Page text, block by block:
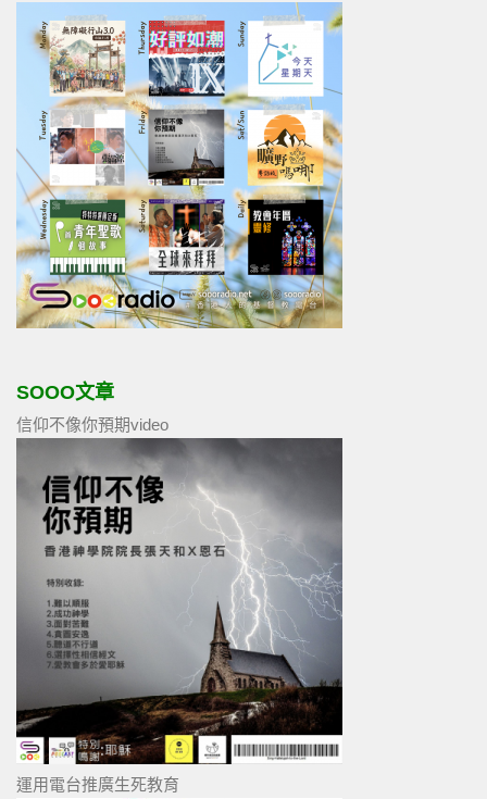
SOOO文章
信仰不像你預期video
運用電台推廣生死教育